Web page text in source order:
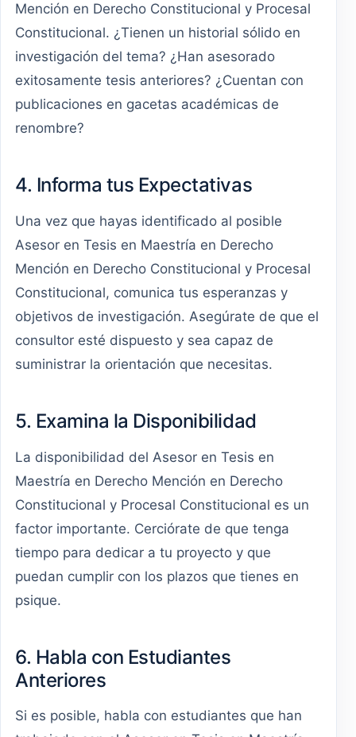
Mención en Derecho Constitucional y Procesal
Constitucional. ¿Tienen un historial sólido en
investigación del tema? ¿Han asesorado
exitosamente tesis anteriores? ¿Cuentan con
publicaciones en gacetas académicas de
renombre?
4. Informa tus Expectativas
Una vez que hayas identificado al posible
Asesor en Tesis en Maestría en Derecho
Mención en Derecho Constitucional y Procesal
Constitucional, comunica tus esperanzas y
objetivos de investigación. Asegúrate de que el
consultor esté dispuesto y sea capaz de
suministrar la orientación que necesitas.
5. Examina la Disponibilidad
La disponibilidad del Asesor en Tesis en
Maestría en Derecho Mención en Derecho
Constitucional y Procesal Constitucional es un
factor importante. Cerciórate de que tenga
tiempo para dedicar a tu proyecto y que
puedan cumplir con los plazos que tienes en
psique.
6. Habla con Estudiantes
Anteriores
Si es posible, habla con estudiantes que han